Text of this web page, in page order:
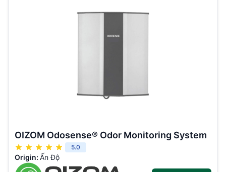
OIZOM Odosense® Odor Monitoring System
5.0
Origin: Ấn Độ